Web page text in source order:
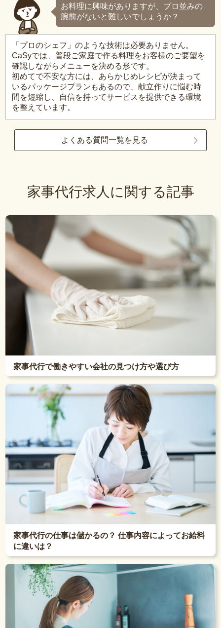
お料理に興味がありますが、プロ並みの
腕前がないと難しいでしょうか？
「プロのシェフ」のような技術は必要ありません。
CaSyでは、普段ご家庭で作る料理をお客様のご要望を
確認しながらメニューを決める形です。
初めてで不安な方には、あらかじめレシピが決まって
いるパッケージプランもあるので、献立作りに悩む時
間を短縮し、自信を持ってサービスを提供できる環境
を整えています。
よくある質問一覧を見る
家事代行求人に関する記事
家事代行で働きやすい会社の見つけ方や選び方
家事代行の仕事は儲かるの？ 仕事内容によってお給料
に違いは？